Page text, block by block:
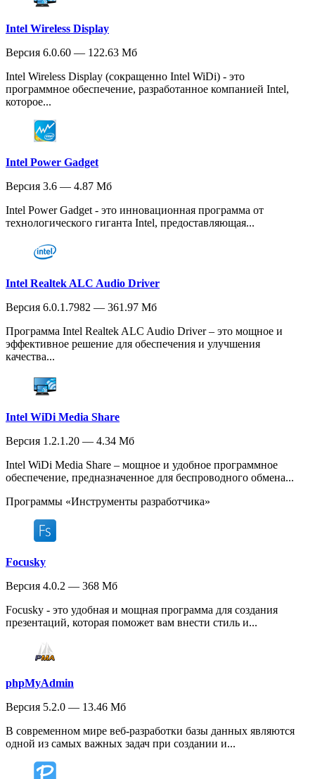
Intel Wireless Display
Версия 6.0.60 — 122.63 Мб
Intel Wireless Display (сокращенно Intel WiDi) - это
программное обеспечение, разработанное компанией Intel,
которое...
Intel Power Gadget
Версия 3.6 — 4.87 Мб
Intel Power Gadget - это инновационная программа от
технологического гиганта Intel, предоставляющая...
Intel Realtek ALC Audio Driver
Версия 6.0.1.7982 — 361.97 Мб
Программа Intel Realtek ALC Audio Driver – это мощное и
эффективное решение для обеспечения и улучшения
качества...
Intel WiDi Media Share
Версия 1.2.1.20 — 4.34 Мб
Intel WiDi Media Share – мощное и удобное программное
обеспечение, предназначенное для беспроводного обмена...
Программы «Инструменты разработчика»
Focusky
Версия 4.0.2 — 368 Мб
Focusky - это удобная и мощная программа для создания
презентаций, которая поможет вам внести стиль и...
phpMyAdmin
Версия 5.2.0 — 13.46 Мб
В современном мире веб-разработки базы данных являются
одной из самых важных задач при создании и...